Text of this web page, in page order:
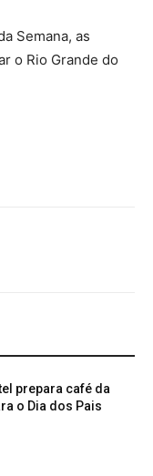
Semana, as
o Rio Grande do
prepara café da
o Dia dos Pais